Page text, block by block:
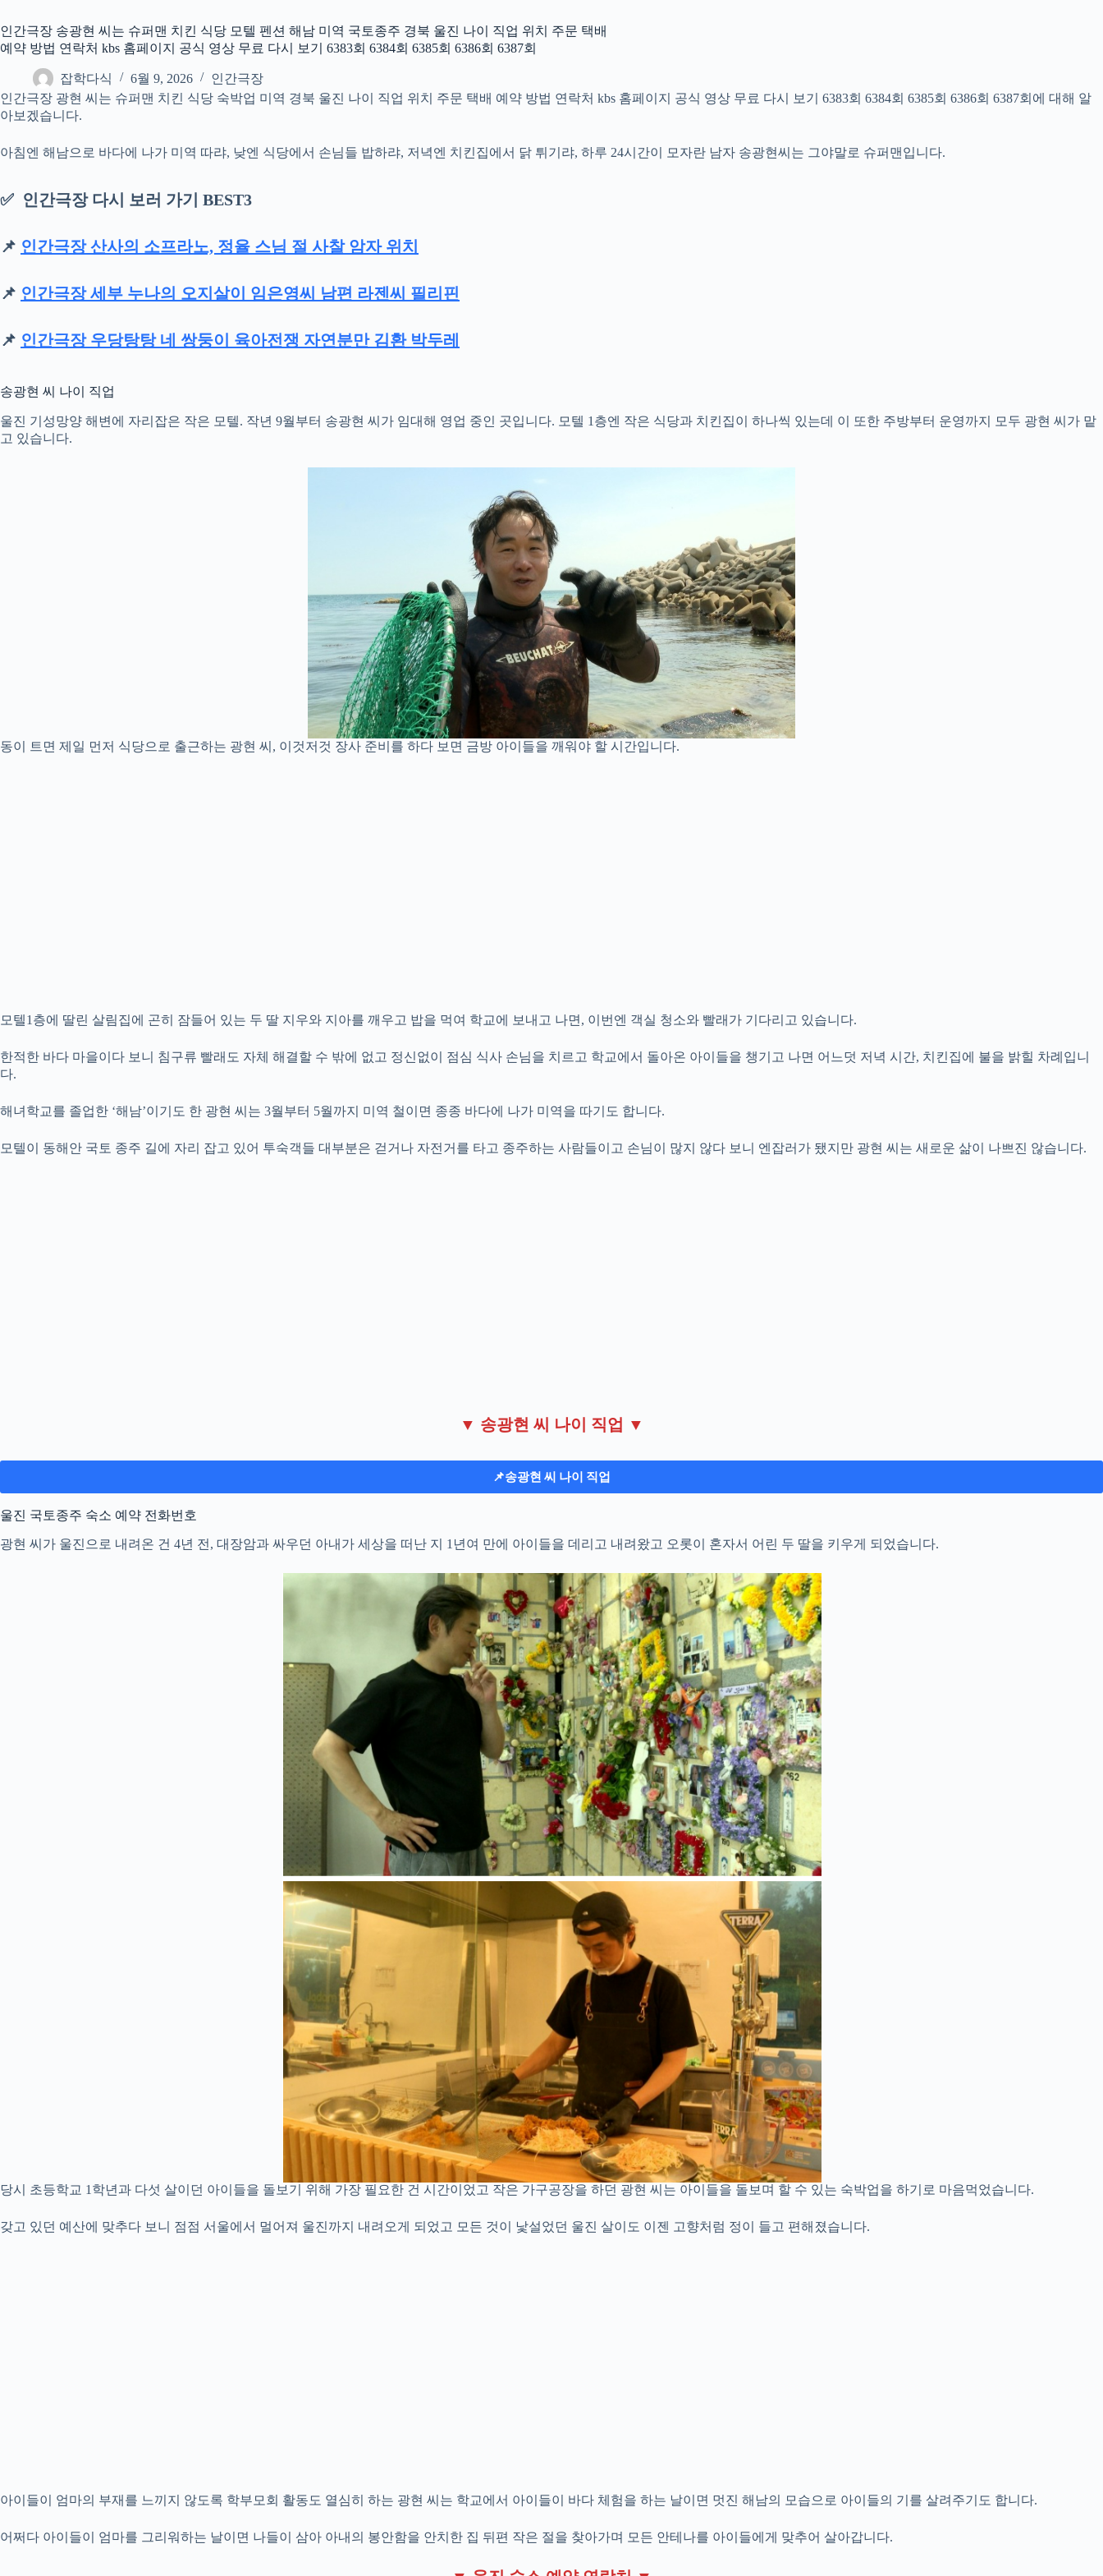
인간극장 송광현 씨는 슈퍼맨 치킨 식당 모텔 펜션 해남 미역 국토종주 경북 울진 나이 직업 위치 주문 택배
예약 방법 연락처 kbs 홈페이지 공식 영상 무료 다시 보기 6383회 6384회 6385회 6386회 6387회
잡학다식 6월 9, 2026
인간극장
인간극장 광현 씨는 슈퍼맨 치킨 식당 숙박업 미역 경북 울진 나이 직업 위치 주문 택배 예약 방법 연락처 kbs 홈페이지 공식 영상 무료 다시 보기 6383회 6384회 6385회 6386회 6387회에 대해 알
아보겠습니다.
아침엔 해남으로 바다에 나가 미역 따랴, 낮엔 식당에서 손님들 밥하랴, 저녁엔 치킨집에서 닭 튀기랴, 하루 24시간이 모자란 남자 송광현씨는 그야말로 슈퍼맨입니다.
✅ 인간극장 다시 보러 가기 BEST3
📌 인간극장 산사의 소프라노, 정율 스님 절 사찰 암자 위치
📌 인간극장 세부 누나의 오지살이 임은영씨 남편 라젠씨 필리핀
📌 인간극장 우당탕탕 네 쌍둥이 육아전쟁 자연분만 김환 박두레
송광현 씨 나이 직업
울진 기성망양 해변에 자리잡은 작은 모텔. 작년 9월부터 송광현 씨가 임대해 영업 중인 곳입니다. 모텔 1층엔 작은 식당과 치킨집이 하나씩 있는데 이 또한 주방부터 운영까지 모두 광현 씨가 맡
고 있습니다.
동이 트면 제일 먼저 식당으로 출근하는 광현 씨, 이것저것 장사 준비를 하다 보면 금방 아이들을 깨워야 할 시간입니다.
모텔1층에 딸린 살림집에 곤히 잠들어 있는 두 딸 지우와 지아를 깨우고 밥을 먹여 학교에 보내고 나면, 이번엔 객실 청소와 빨래가 기다리고 있습니다.
한적한 바다 마을이다 보니 침구류 빨래도 자체 해결할 수 밖에 없고 정신없이 점심 식사 손님을 치르고 학교에서 돌아온 아이들을 챙기고 나면 어느덧 저녁 시간, 치킨집에 불을 밝힐 차례입니
다.
해녀학교를 졸업한 ‘해남’이기도 한 광현 씨는 3월부터 5월까지 미역 철이면 종종 바다에 나가 미역을 따기도 합니다.
모텔이 동해안 국토 종주 길에 자리 잡고 있어 투숙객들 대부분은 걷거나 자전거를 타고 종주하는 사람들이고 손님이 많지 않다 보니 엔잡러가 됐지만 광현 씨는 새로운 삶이 나쁘진 않습니다.
▼ 송광현 씨 나이 직업 ▼
📌송광현 씨 나이 직업
울진 국토종주 숙소 예약 전화번호
광현 씨가 울진으로 내려온 건 4년 전, 대장암과 싸우던 아내가 세상을 떠난 지 1년여 만에 아이들을 데리고 내려왔고 오롯이 혼자서 어린 두 딸을 키우게 되었습니다.
당시 초등학교 1학년과 다섯 살이던 아이들을 돌보기 위해 가장 필요한 건 시간이었고 작은 가구공장을 하던 광현 씨는 아이들을 돌보며 할 수 있는 숙박업을 하기로 마음먹었습니다.
갖고 있던 예산에 맞추다 보니 점점 서울에서 멀어져 울진까지 내려오게 되었고 모든 것이 낯설었던 울진 살이도 이젠 고향처럼 정이 들고 편해졌습니다.
아이들이 엄마의 부재를 느끼지 않도록 학부모회 활동도 열심히 하는 광현 씨는 학교에서 아이들이 바다 체험을 하는 날이면 멋진 해남의 모습으로 아이들의 기를 살려주기도 합니다.
어쩌다 아이들이 엄마를 그리워하는 날이면 나들이 삼아 아내의 봉안함을 안치한 집 뒤편 작은 절을 찾아가며 모든 안테나를 아이들에게 맞추어 살아갑니다.